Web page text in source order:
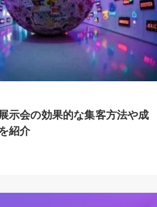
示会の効果的な集客方法や成
紹介